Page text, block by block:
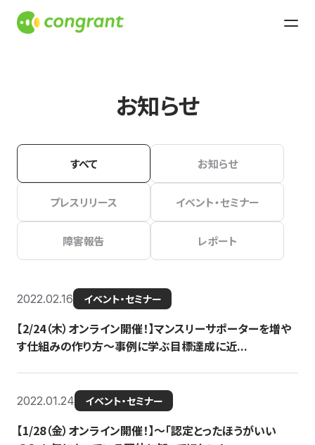
お知らせ
すべて お知らせ
プレスリリース イベント・セミナー
障害報告 レポート
2022.02.16 イベント・セミナー
【2/24（木）オンライン開催！】マンスリーサポーターを増や
す仕組みの作り方〜事例に学ぶ目標達成に近...
2022.01.24 イベント・セミナー
【1/28（金）オンライン開催！】〜「認定とったほうがいい